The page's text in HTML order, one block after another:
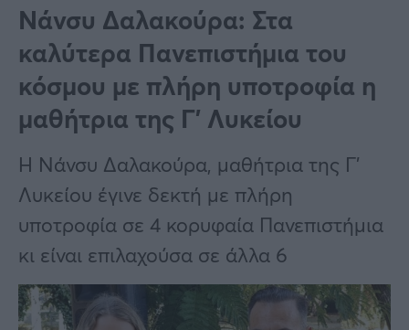
Πολιτική
Τράπεζες
Επιδοτήσεις
ΕΣΠΑ
Κόσμος
Lifestyle
Αθλητικά
Υγεία
Γυναίκα
Καιρός
Νάνσυ Δαλακούρα: Στα
καλύτερα Πανεπιστήμια του
κόσμου με πλήρη υποτροφία η
μαθήτρια της Γ’ Λυκείου
Η Νάνσυ Δαλακούρα, μαθήτρια της Γ'
Λυκείου έγινε δεκτή με πλήρη
υποτροφία σε 4 κορυφαία Πανεπιστήμια
κι είναι επιλαχούσα σε άλλα 6